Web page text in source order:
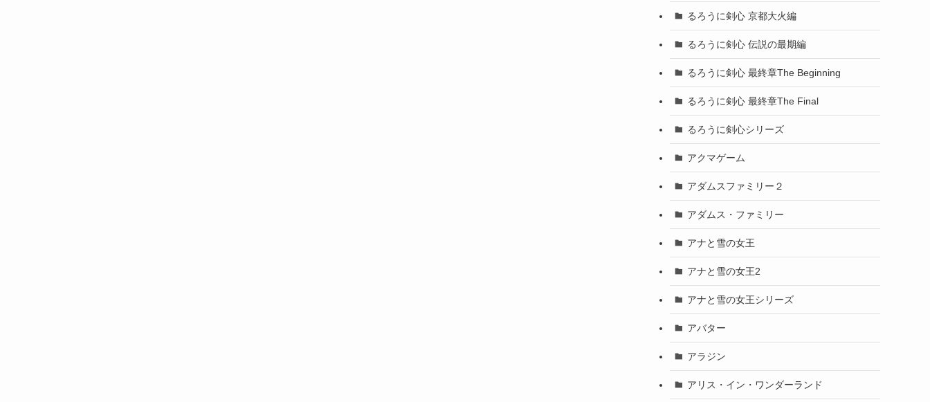
るろうに剣心 京都大火編
るろうに剣心 伝説の最期編
るろうに剣心 最終章The Beginning
るろうに剣心 最終章The Final
るろうに剣心シリーズ
アクマゲーム
アダムスファミリー２
アダムス・ファミリー
アナと雪の女王
アナと雪の女王2
アナと雪の女王シリーズ
アバター
アラジン
アリス・イン・ワンダーランド